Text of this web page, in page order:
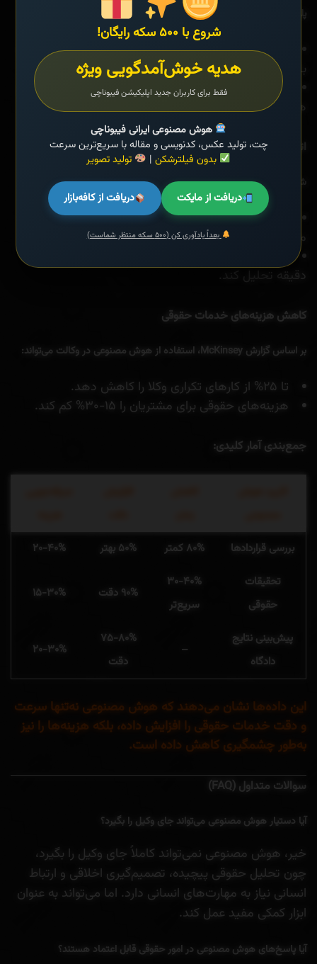
پلتفرم هوش مصنوعی “Lex Machina”:
با تحلیل داده‌های هزاران پرونده حقوقی، نتایج دعاوی را
با دقت ۷۵-۸۰% پیش‌بینی می‌کند.
وکلای استفاده‌کننده گزارش دادند که ۲۰-۳۰% در زمان و
هزینه‌های مشتریان صرفه‌جویی شده است.
اتوماسیون تحقیقات حقوقی
شرکت حقوقی Allen & Overy:
با استفاده از ابزار “Harvey AI” (بر پایه مدل‌های زبانی
مانند GPT)، تحقیقات حقوقی را ۴۰% سریع‌تر انجام داد.
دقیقه تحلیل کند.
کاهش هزینه‌های خدمات حقوقی
بر اساس گزارش McKinsey، استفاده از هوش مصنوعی در وکالت می‌تواند:
تا ۲۵% از کارهای تکراری وکلا را کاهش دهد.
هزینه‌های حقوقی برای مشتریان را ۱۵-۳۰% کم کند.
جمع‌بندی آمار کلیدی:
بررسی قراردادها ۸۰% کمتر ۵۰% بهتر ۲۰-۴۰%
تحقیقات
حقوقی
۳۰-۴۰%
سریع‌تر
۹۰% دقت ۱۵-۳۰%
پیش‌بینی نتایج
دادگاه
–
۷۵-۸۰%
دقت
۲۰-۳۰%
این داده‌ها نشان می‌دهند که هوش مصنوعی نه‌تنها سرعت
و دقت خدمات حقوقی را افزایش داده، بلکه هزینه‌ها را نیز
به‌طور چشمگیری کاهش داده است.
سوالات متداول (FAQ)
آیا دستیار هوش مصنوعی می‌تواند جای وکیل را بگیرد؟
خیر، هوش مصنوعی نمی‌تواند کاملاً جای وکیل را بگیرد،
چون تحلیل حقوقی پیچیده، تصمیم‌گیری اخلاقی و ارتباط
انسانی نیاز به مهارت‌های انسانی دارد. اما می‌تواند به عنوان
ابزار کمکی مفید عمل کند.
آیا پاسخ‌های هوش مصنوعی در امور حقوقی قابل اعتماد هستند؟
شروع با ۵۰۰ سکه رایگان!
هدیه خوش‌آمدگویی ویژه
فقط برای کاربران جدید اپلیکیشن فیبوناچی
هوش مصنوعی ایرانی فیبوناچی
چت، تولید عکس، کدنویسی و مقاله با سریع‌ترین سرعت
بدون فیلترشکن | تولید تصویر
دریافت از مایکت دریافت از کافه‌بازار
بعداً یادآوری کن (۵۰۰ سکه منتظر شماست)